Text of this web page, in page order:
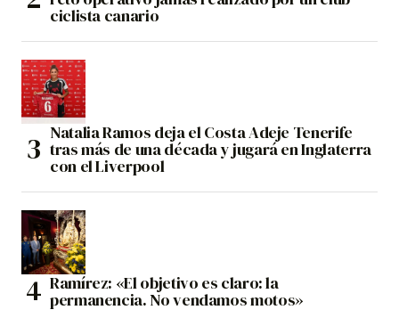
ciclista canario
Natalia Ramos deja el Costa Adeje Tenerife
tras más de una década y jugará en Inglaterra
con el Liverpool
Ramírez: «El objetivo es claro: la
permanencia. No vendamos motos»